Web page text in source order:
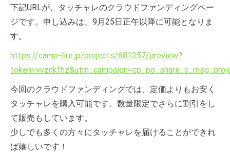
下記URLが、タッチャレのクラウドファンディングペー
ジです。申し込みは、9月25日正午以降に可能となりま
す。
https://camp-fire.jp/projects/681357/preview?
今回のクラウドファンディングでは、定価よりもお安く
タッチャレを購入可能です。数量限定でさらに割引をし
て販売もしています。
少しでも多くの方々にタッチャレを届けることができれ
ば嬉しいです！